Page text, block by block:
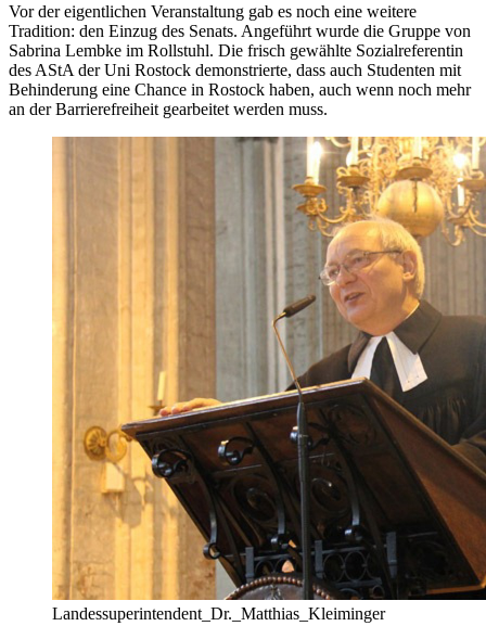
Vor der eigentlichen Veranstaltung gab es noch eine weitere
Tradition: den Einzug des Senats. Angeführt wurde die Gruppe von
Sabrina Lembke im Rollstuhl. Die frisch gewählte Sozialreferentin
des AStA der Uni Rostock demonstrierte, dass auch Studenten mit
Behinderung eine Chance in Rostock haben, auch wenn noch mehr
an der Barrierefreiheit gearbeitet werden muss.
Landessuperintendent_Dr._Matthias_Kleiminger